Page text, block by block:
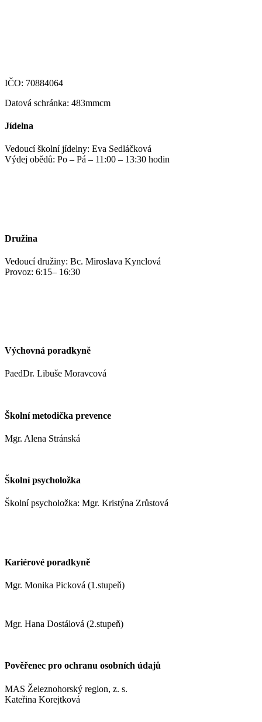
IČO: 70884064
Datová schránka: 483mmcm
Jídelna
Vedoucí školní jídelny: Eva Sedláčková
Výdej obědů: Po – Pá – 11:00 – 13:30 hodin
Družina
Vedoucí družiny: Bc. Miroslava Kynclová
Provoz: 6:15– 16:30
Výchovná poradkyně
PaedDr. Libuše Moravcová
Školní metodička prevence
Mgr. Alena Stránská
Školní psycholožka
Školní psycholožka: Mgr. Kristýna Zrůstová
Kariérové poradkyně
Mgr. Monika Picková (1.stupeň)
Mgr. Hana Dostálová (2.stupeň)
Pověřenec pro ochranu osobních údajů
MAS Železnohorský region, z. s.
Kateřina Korejtková